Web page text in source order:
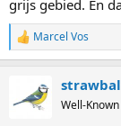
grijs gebied. En
R
e
t
Marcel Vos
Well-